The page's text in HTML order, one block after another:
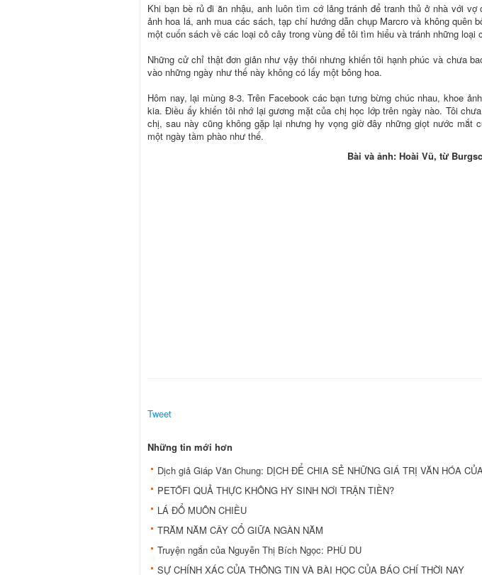
Khi bạn bè rủ đi ăn nhậu, anh luôn tìm cớ lảng tránh để tranh thủ ở nhà với
ảnh hoa lá, anh mua các sách, tạp chí hướng dẫn chụp Marcro và không quên
một cuốn sách về các loại cỏ cây trong vùng để tôi tìm hiểu và tránh những loại
Những cử chỉ thật đơn giản như vậy thôi nhưng khiến tôi hạnh phúc và chưa
vào những ngày như thế này không có lấy một bông hoa.
Hôm nay, lại mùng 8-3. Trên Facebook các bạn tưng bừng chúc nhau, khoe
kia. Điều ấy khiến tôi nhớ lại gương mặt của chị học lớp trên ngày nào. Tôi
chị, sau này cũng không gặp lại nhưng hy vọng giờ đây những giọt nước mắt
một ngày tầm phào như thế.
Bài và ảnh: Hoài Vũ, từ
Tweet
Những tin mới hơn
Dịch giả Giáp Văn Chung: DỊCH ĐỂ CHIA SẺ NHỮNG GIÁ TRỊ VĂN HÓA
PETŐFI QUẢ THỰC KHÔNG HY SINH NƠI TRẬN TIỀN?
LÁ ĐỔ MUÔN CHIỀU
TRĂM NĂM CÂY CỔ GIỮA NGÀN NĂM
Truyện ngắn của Nguyễn Thị Bích Ngọc: PHÙ DU
SỰ CHÍNH XÁC CỦA THÔNG TIN VÀ BÀI HỌC CỦA BÁO CHÍ THỜI NAY